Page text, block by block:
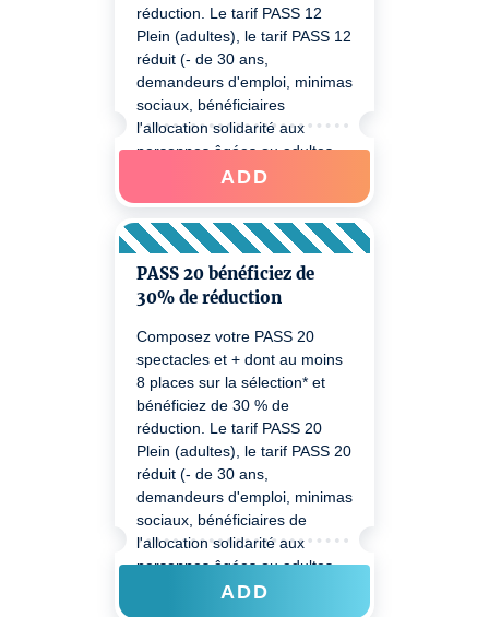
réduction. Le tarif PASS 12
Plein (adultes), le tarif PASS 12
réduit (- de 30 ans,
demandeurs d'emploi, minimas
sociaux, bénéficiaires
l'allocation solidarité aux
personnes âgées ou adultes
handicapés) - un justificatif
contrôle billets. Pour bénéficiez
de votre réduction lors d'un
prochain achat merci de bien
vouloir passer à Sponeck ou
nous joindre au 0805 710 700.
ADD
PASS 20 bénéficiez de
30% de réduction
Composez votre PASS 20
spectacles et + dont au moins
8 places sur la sélection* et
bénéficiez de 30 % de
réduction. Le tarif PASS 20
Plein (adultes), le tarif PASS 20
réduit (- de 30 ans,
demandeurs d'emploi, minimas
sociaux, bénéficiaires de
l'allocation solidarité aux
personnes âgées ou adultes
handicapés) - un justificatif
ADD